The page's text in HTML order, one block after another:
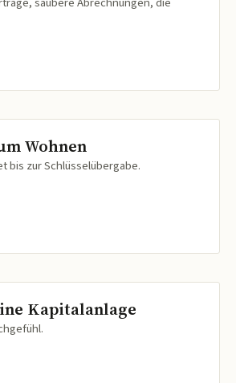
Wohnen
bis zur Schlüsselübergabe.
Kapitalanlage